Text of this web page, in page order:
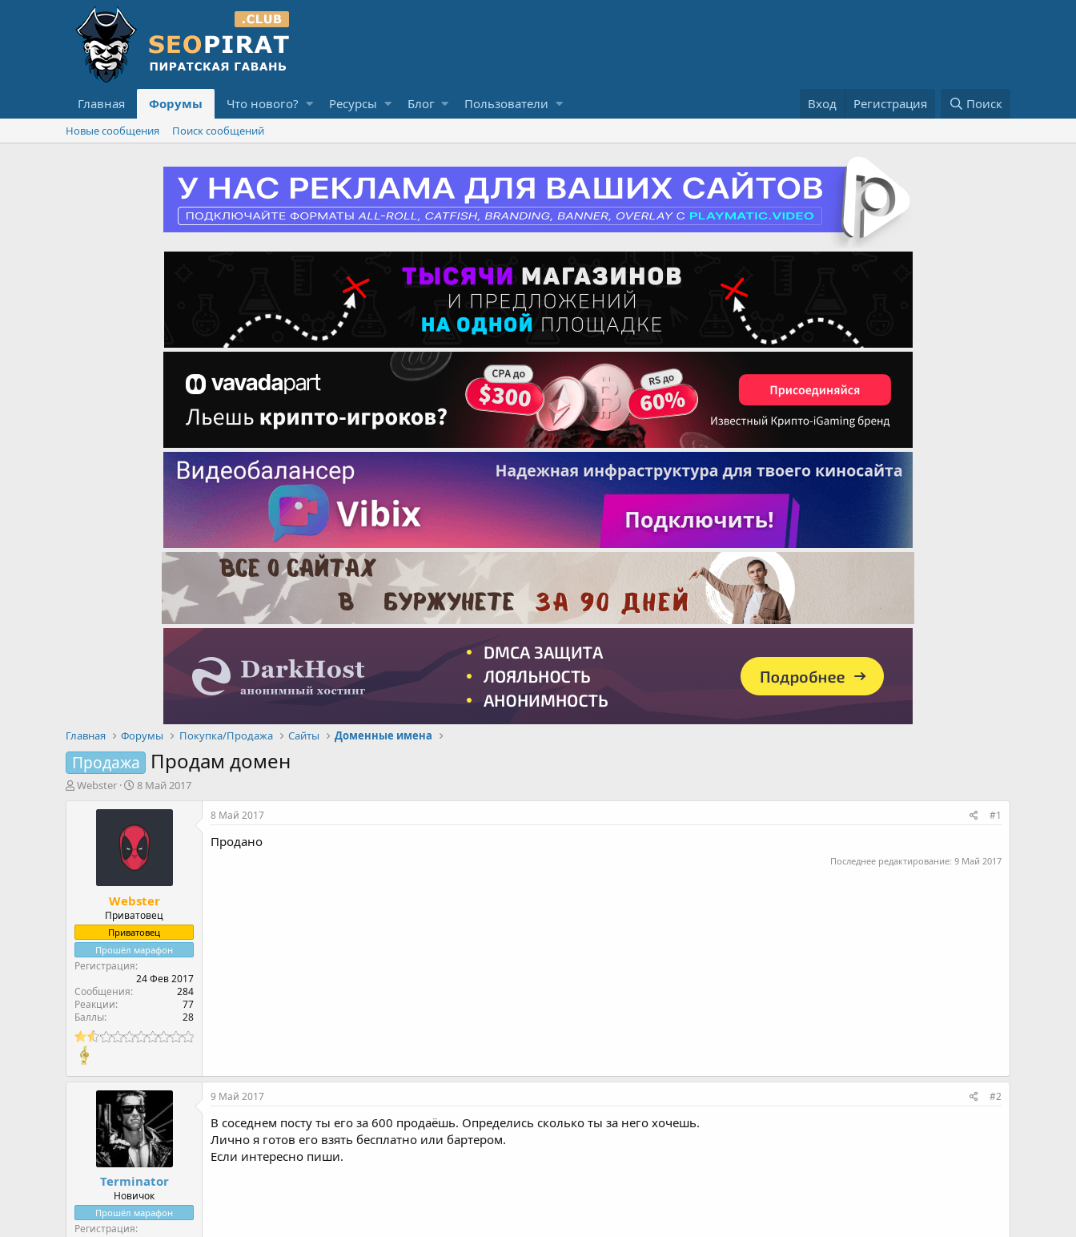
Главная Форумы Что нового? Ресурсы Блог Пользователи Вход Регистрация Поиск
Новые сообщения Поиск сообщений
Главная Форумы Покупка/Продажа Сайты Доменные имена
Продажа Продам домен
А
Webster
Д
т
а
н
а
ч
а
л
а
8 Май 2017
Webster
Приватовец
Приватовец
Прошёл марафон
Регистрация
24 Фев 2017
Сообщения
284
Реакции
77
Баллы
28
8 Май 2017 #1
Продано
Последнее редактирование: 9 Май 2017
Terminator
Новичок
Прошёл марафон
Регистрация
9 Май 2017 #2
В соседнем посту ты его за 600 продаёшь. Определись сколько ты за него хочешь.
Лично я готов его взять бесплатно или бартером.
Если интересно пиши.